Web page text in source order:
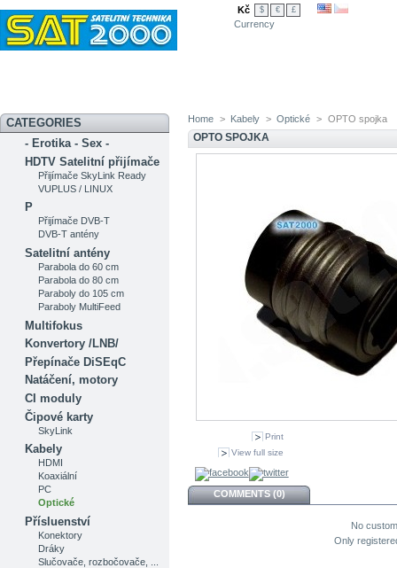
Kč $ € £
Currency
CATEGORIES
- Erotika - Sex -
HDTV Satelitní přijímače
Přijímače SkyLink Ready
VUPLUS / LINUX
P
Přijímače DVB-T
DVB-T antény
Satelitní antény
Parabola do 60 cm
Parabola do 80 cm
Paraboly do 105 cm
Paraboly MultiFeed
Multifokus
Konvertory /LNB/
Přepínače DiSEqC
Natáčení, motory
CI moduly
Čipové karty
SkyLink
Kabely
HDMI
Koaxiální
PC
Optické
Přísluenství
Konektory
Dráky
Slučovače, rozbočovače, ...
Home > Kabely > Optické > OPTO spojka
OPTO SPOJKA
Print
View full size
COMMENTS (0)
No
Only